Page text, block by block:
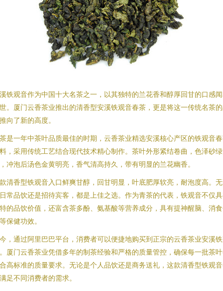
铁观音作为中国十大名茶之一，以其独特的兰花香和醇厚回甘的口感
。厦门云香茶业推出的清香型安溪铁观音春茶，更是将这一传统名茶
向了新的高度。
是一年中茶叶品质最佳的时期，云香茶业精选安溪核心产区的铁观音
，采用传统工艺结合现代技术精心制作。茶叶外形紧结卷曲，色泽砂
冲泡后汤色金黄明亮，香气清高持久，带有明显的兰花幽香。
清香型铁观音入口鲜爽甘醇，回甘明显，叶底肥厚软亮，耐泡度高。
常品饮还是招待宾客，都是上佳之选。作为青茶的代表，铁观音不仅
的品饮价值，还富含茶多酚、氨基酸等营养成分，具有提神醒脑、消
保健功效。
，通过阿里巴巴平台，消费者可以便捷地购买到正宗的云香茶业安溪
厦门云香茶业凭借多年的制茶经验和严格的质量管控，确保每一批茶
高标准的质量要求。无论是个人品饮还是商务送礼，这款清香型铁观
足不同消费者的需求。